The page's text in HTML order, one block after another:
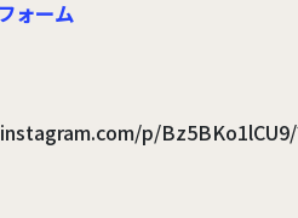
ォーム
p/